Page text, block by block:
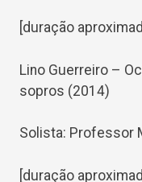
[duração
Lino Guerreiro –
sopros (2014)
Solista: Professor
[duração